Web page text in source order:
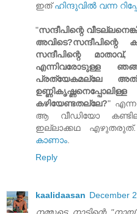
ഇത്ഹിന്ദുവില്‍ വന്ന
"സന്ദീപിന്റെ
അവിടെ?സന്ദീപിന്റെ
സന്ദീപിന്റെ
എന്നിവരോടുള്ള
പ്രത്യേകമല്ലേ
കഴിയേണ്ടതല്ലേ?"
ആ വീഡിയോ
ഇല്ലാക്കഥ
കാണാം.
Reply
kaalidaasan December